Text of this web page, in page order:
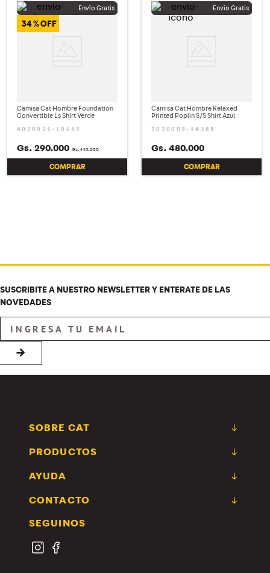
34 %
Camisa Cat Hombre Foundation
Convertible Ls Shirt Verde
4020021-10683
Gs.440.000
Gs. 290.000
COMPRAR
Camisa Cat Hombre Relaxed
Printed Poplin S/S Shirt Azul
7020009-14288
Gs. 480.000
COMPRAR
SUSCRIBITE A NUESTRO NEWSLETTER Y ENTERATE DE LAS
NOVEDADES
→
SOBRE CAT
PRODUCTOS
AYUDA
CONTACTO
SEGUINOS